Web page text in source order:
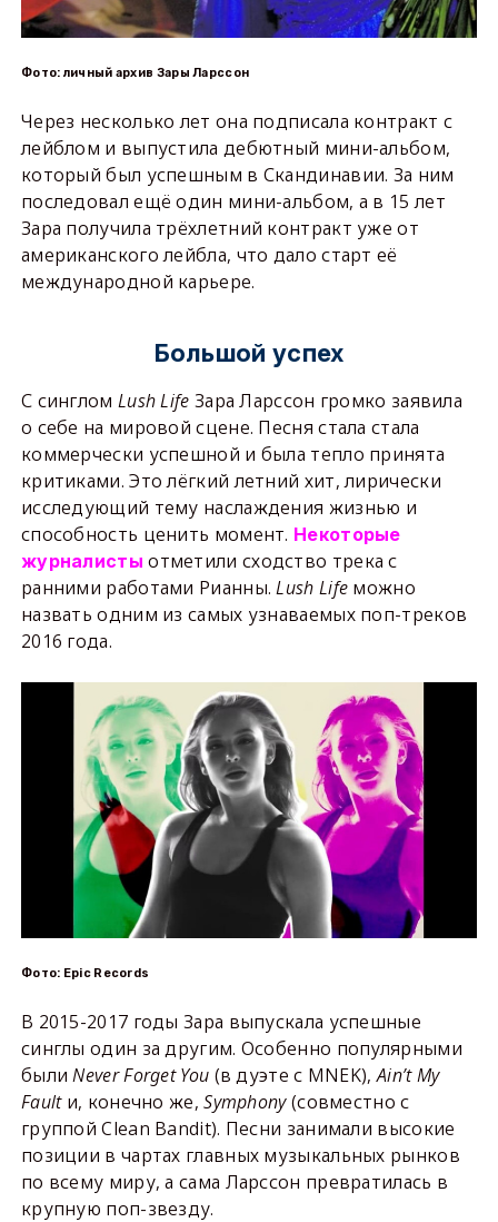
Фото: личный архив Зары Ларссон
Через несколько лет она подписала контракт с
лейблом и выпустила дебютный мини-альбом,
который был успешным в Скандинавии. За ним
последовал ещё один мини-альбом, а в 15 лет
Зара получила трёхлетний контракт уже от
американского лейбла, что дало старт её
международной карьере.
Большой успех
С синглом LushLife Зара Ларссон громко заявила
о себе на мировой сцене. Песня стала стала
коммерчески успешной и была тепло принята
критиками. Это лёгкий летний хит, лирически
исследующий тему наслаждения жизнью и
способность ценить момент. Некоторые
журналисты отметили сходство трека с
ранними работами Рианны.Lush Life можно
назвать одним из самых узнаваемых поп-треков
2016 года.
Фото: Epic Records
В 2015-2017 годы Зара выпускала успешные
синглы один за другим. Особенно популярными
былиNever Forget You (в дуэте с MNEK),Ain’t My
Faultи, конечно же,Symphony(совместно с
группой Clean Bandit). Песни занимали высокие
позиции в чартах главных музыкальных рынков
по всему миру, а сама Ларссон превратилась в
крупную поп-звезду.